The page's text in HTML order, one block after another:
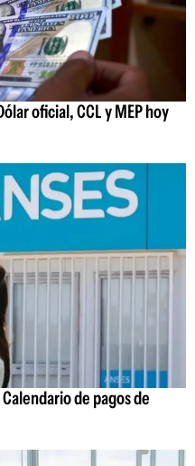
oficial, CCL y MEP hoy
de pagos de